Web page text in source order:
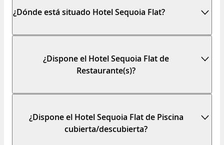
¿Dónde está situado Hotel Sequoia Flat?
¿Dispone el Hotel Sequoia Flat de
Restaurante(s)?
¿Dispone el Hotel Sequoia Flat de Piscina
cubierta/descubierta?